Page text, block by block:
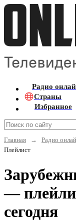
Радио
Страны
Избранное
Главная
→ Радио
Плейлист
—
сегодня